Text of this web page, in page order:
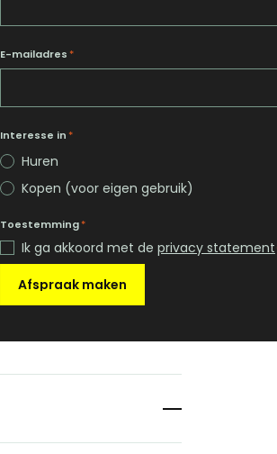
E-mailadres *
Interesse in *
Huren
Kopen (voor eigen gebruik)
Toestemming*
Ik ga akkoord met de privacy statement
Afspraak maken